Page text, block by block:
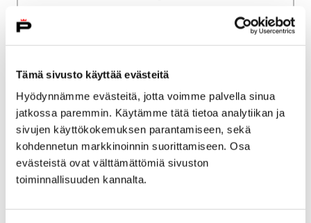
Tämä sivusto käyttää evästeitä
Hyödynnämme evästeitä, jotta voimme palvella sinua
jatkossa paremmin. Käytämme tätä tietoa analytiikan ja
sivujen käyttökokemuksen parantamiseen, sekä
kohdennetun markkinoinnin suorittamiseen. Osa
evästeistä ovat välttämättömiä sivuston
toiminnallisuuden kannalta.
Teollisuustyön jäljillä
1765-1809 | Kaupankäynti vapautuu
1765-1809 | Kaupankäynti
vapautuu